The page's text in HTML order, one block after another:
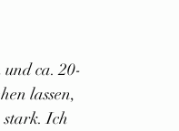
ca. 20-
lassen,
stark. Ich